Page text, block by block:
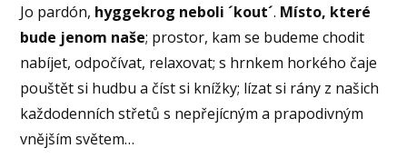
Jo pardón, hyggekrog neboli ´kout´. Místo, které
bude jenom naše; prostor, kam se budeme chodit
nabíjet, odpočívat, relaxovat; s hrnkem horkého čaje
pouštět si hudbu a číst si knížky; lízat si rány z našich
každodenních střetů s nepřejícným a prapodivným
vnějším světem…